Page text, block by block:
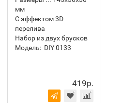
мм
С эффектом 3D
перелива
Набор из двух брусков
Модель: DIY 0133
419р.